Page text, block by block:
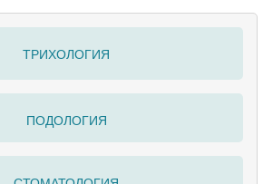
ТРИХОЛОГИЯ
ПОДОЛОГИЯ